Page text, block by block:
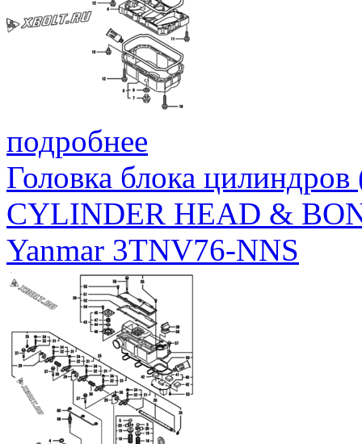
подробнее
Головка блока
CYLINDER HEAD &
Yanmar 3TNV76-NNS